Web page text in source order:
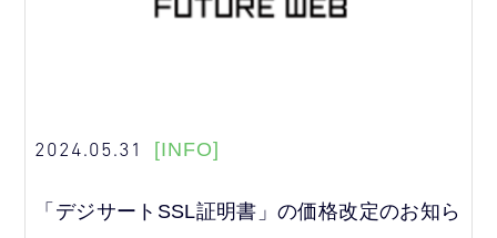
2024.05.31 [INFO]
「デジサートSSL証明書」の価格改定のお知ら